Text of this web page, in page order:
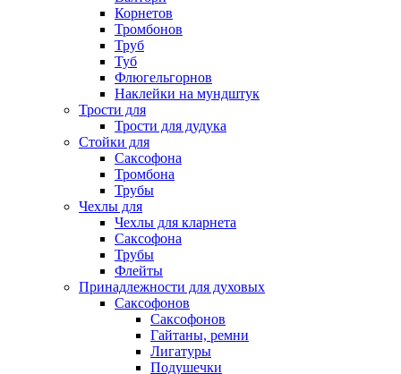
Корнетов
Тромбонов
Труб
Туб
Флюгельгорнов
Наклейки на мундштук
Трости для
Трости для дудука
Стойки для
Саксофона
Тромбона
Трубы
Чехлы для
Чехлы для кларнета
Саксофона
Трубы
Флейты
Принадлежности для духовых
Саксофонов
Саксофонов
Гайтаны, ремни
Лигатуры
Подушечки